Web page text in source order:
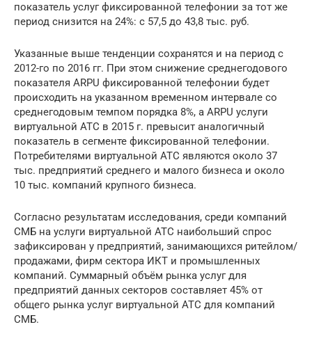
показатель услуг фиксированной телефонии за тот же
период снизится на 24%: с 57,5 до 43,8 тыс. руб.
Указанные выше тенденции сохранятся и на период с
2012-го по 2016 гг. При этом снижение среднегодового
показателя ARPU фиксированной телефонии будет
происходить на указанном временном интервале со
среднегодовым темпом порядка 8%, а ARPU услуги
виртуальной АТС в 2015 г. превысит аналогичный
показатель в сегменте фиксированной телефонии.
Потребителями виртуальной АТС являются около 37
тыс. предприятий среднего и малого бизнеса и около
10 тыс. компаний крупного бизнеса.
Согласно результатам исследования, среди компаний
СМБ на услуги виртуальной АТС наибольший спрос
зафиксирован у предприятий, занимающихся ритейлом/
продажами, фирм сектора ИКТ и промышленных
компаний. Суммарный объём рынка услуг для
предприятий данных секторов составляет 45% от
общего рынка услуг виртуальной АТС для компаний
СМБ.